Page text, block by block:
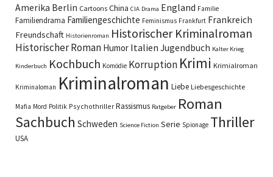
Amerika Berlin Cartoons China CIA Drama England Familie
Familiendrama Familiengeschichte Feminismus Frankfurt Frankreich
Freundschaft Historienroman Historischer Kriminalroman
Historischer Roman Humor Italien Jugendbuch Kalter Krieg
Kinderbuch Kochbuch Komödie Korruption Krimi Krimialroman
Kriminaloman Kriminalroman Liebe Liebesgeschichte
Mafia Mord Politik Psychothriller Rassismus Ratgeber Roman
Sachbuch Schweden Science Fiction Serie Spionage Thriller
USA